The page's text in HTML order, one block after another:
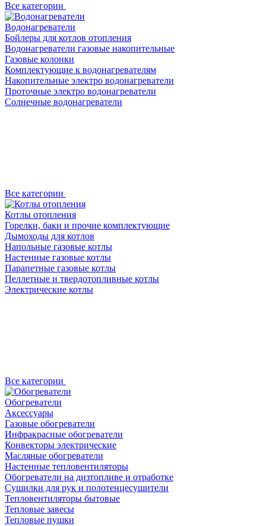
Все категории
Водонагреватели
Бойлеры для котлов отопления
Водонагреватели газовые накопительные
Газовые колонки
Комплектующие к водонагревателям
Накопительные электро водонагреватели
Проточные электро водонагреватели
Солнечные водонагреватели
Все категории
Котлы отопления
Горелки, баки и прочие комплектующие
Дымоходы для котлов
Напольные газовые котлы
Настенные газовые котлы
Парапетные газовые котлы
Пеллетные и твердотопливные котлы
Электрические котлы
Все категории
Обогреватели
Аксессуары
Газовые обогреватели
Инфракрасные обогреватели
Конвекторы электрические
Масляные обогреватели
Настенные тепловентиляторы
Обогреватели на дизтопливе и отработке
Сушилки для рук и полотенцесушители
Тепловентиляторы бытовые
Тепловые завесы
Тепловые пушки